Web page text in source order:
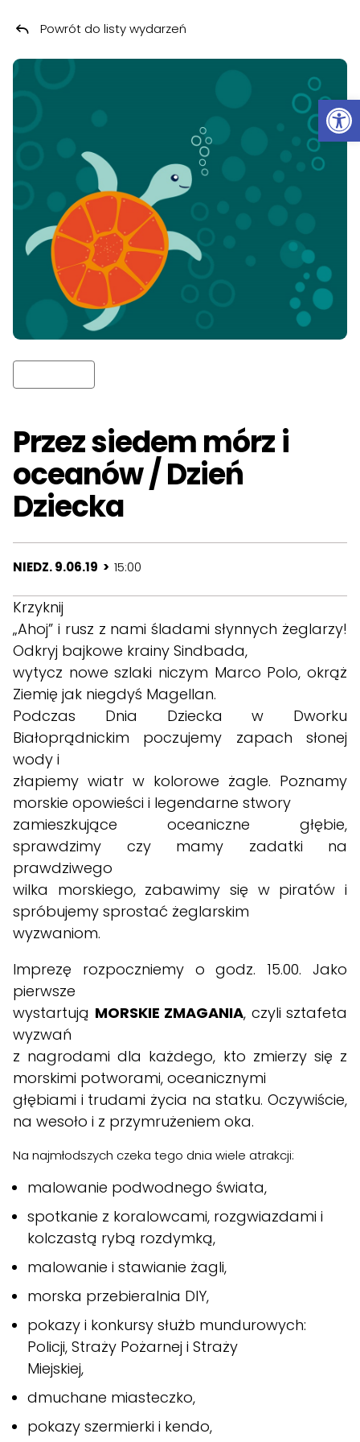
Przeskocz do treści
Przez siedem mórz i
oceanów / Dzień
Dziecka
NIEDZ. 9.06.19 > 15:00
Powrót do listy wydarzeń
Krzyknij
„Ahoj” i rusz z nami śladami słynnych żeglarzy!
Odkryj bajkowe krainy Sindbada,
wytycz nowe szlaki niczym Marco Polo, okrąż
Ziemię jak niegdyś Magellan.
Podczas Dnia Dziecka w Dworku
Białoprądnickim poczujemy zapach słonej
wody i
złapiemy wiatr w kolorowe żagle. Poznamy
morskie opowieści i legendarne stwory
zamieszkujące oceaniczne głębie,
sprawdzimy czy mamy zadatki na
prawdziwego
wilka morskiego, zabawimy się w piratów i
spróbujemy sprostać żeglarskim
wyzwaniom.
Imprezę rozpoczniemy o godz. 15.00. Jako
pierwsze
wystartują MORSKIE ZMAGANIA, czyli sztafeta
wyzwań
z nagrodami dla każdego, kto zmierzy się z
morskimi potworami, oceanicznymi
głębiami i trudami życia na statku. Oczywiście,
na wesoło i z przymrużeniem oka.
Na najmłodszych czeka tego dnia wiele atrakcji:
malowanie podwodnego świata,
spotkanie z koralowcami, rozgwiazdami i
kolczastą rybą rozdymką,
malowanie i stawianie żagli,
morska przebieralnia DIY,
pokazy i konkursy służb mundurowych:
Policji, Straży Pożarnej i Straży
Miejskiej,
dmuchane miasteczko,
pokazy szermierki i kendo,